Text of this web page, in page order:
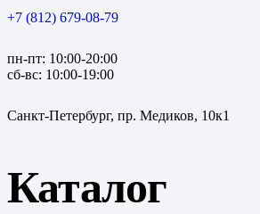
+7 (812) 679-08-79
пн-пт: 10:00-20:00
сб-вс: 10:00-19:00
Санкт-Петербург, пр. Медиков, 10к1
Каталог